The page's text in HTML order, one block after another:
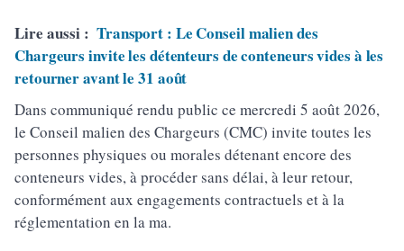
Lire aussi : Transport : Le Conseil malien des
Chargeurs invite les détenteurs de conteneurs vides à les
retourner avant le 31 août
Dans communiqué rendu public ce mercredi 5 août 2026,
le Conseil malien des Chargeurs (CMC) invite toutes les
personnes physiques ou morales détenant encore des
conteneurs vides, à procéder sans délai, à leur retour,
conformément aux engagements contractuels et à la
réglementation en la ma.